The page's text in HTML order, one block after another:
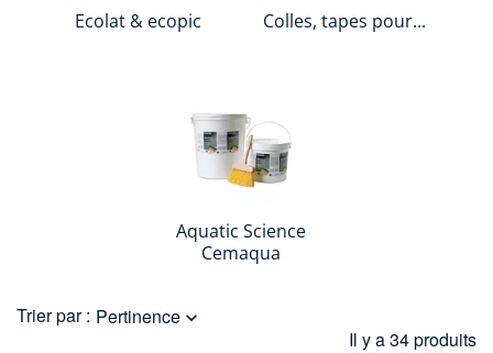
Ecolat & ecopic Colles, tapes pour...
Aquatic Science
Cemaqua
Trier par : Pertinence 
Il y a 34 produits